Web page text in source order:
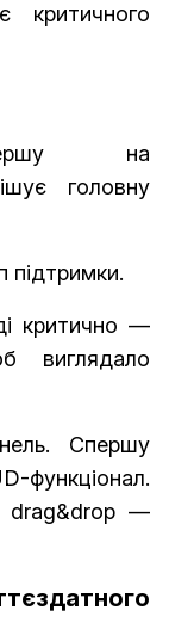
на
головну
підтримки.
критично —
Спершу
drag&drop —